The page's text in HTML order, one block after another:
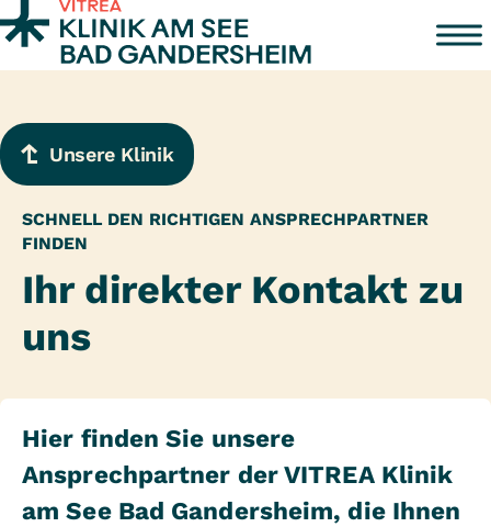
Zum Inhalt springen
Unsere Klinik
SCHNELL DEN RICHTIGEN ANSPRECHPARTNER
FINDEN
Ihr direkter Kontakt zu
uns
Hier finden Sie unsere
Ansprechpartner der VITREA Klinik
am See Bad Gandersheim, die Ihnen